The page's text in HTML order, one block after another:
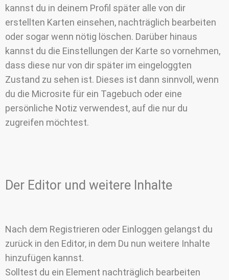
kannst du in deinem Profil später alle von dir
erstellten Karten einsehen, nachträglich bearbeiten
oder sogar wenn nötig löschen. Darüber hinaus
kannst du die Einstellungen der Karte so vornehmen,
dass diese nur von dir später im eingeloggten
Zustand zu sehen ist. Dieses ist dann sinnvoll, wenn
du die Microsite für ein Tagebuch oder eine
persönliche Notiz verwendest, auf die nur du
zugreifen möchtest.
Der Editor und weitere Inhalte
Nach dem Registrieren oder Einloggen gelangst du
zurück in den Editor, in dem Du nun weitere Inhalte
hinzufügen kannst.
Solltest du ein Element nachträglich bearbeiten